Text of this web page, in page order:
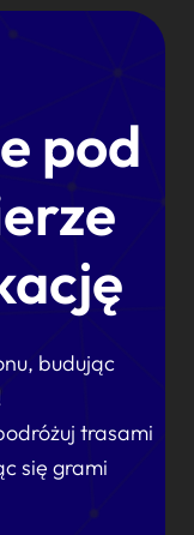
pod
budując
trasami
się grami